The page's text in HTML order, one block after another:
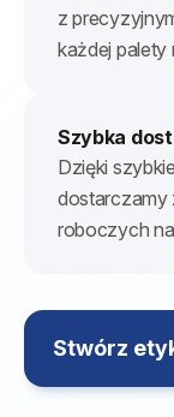
z
każdej palety
Szybka
Dzięki
dostarczamy
roboczych na
Stwórz